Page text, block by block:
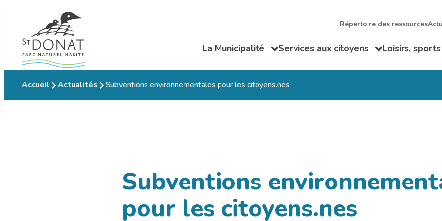
Répertoire des ressources
La Municipalité
Ouvrir/Fermer le sous-menuServices aux citoyens
Ouvrir/Fermer le sous-menuLoisirs,
Ouvrir/
Accueil Actualités Subventions environnementales pour les citoyens.nes
Subventions
pour les citoyens.nes